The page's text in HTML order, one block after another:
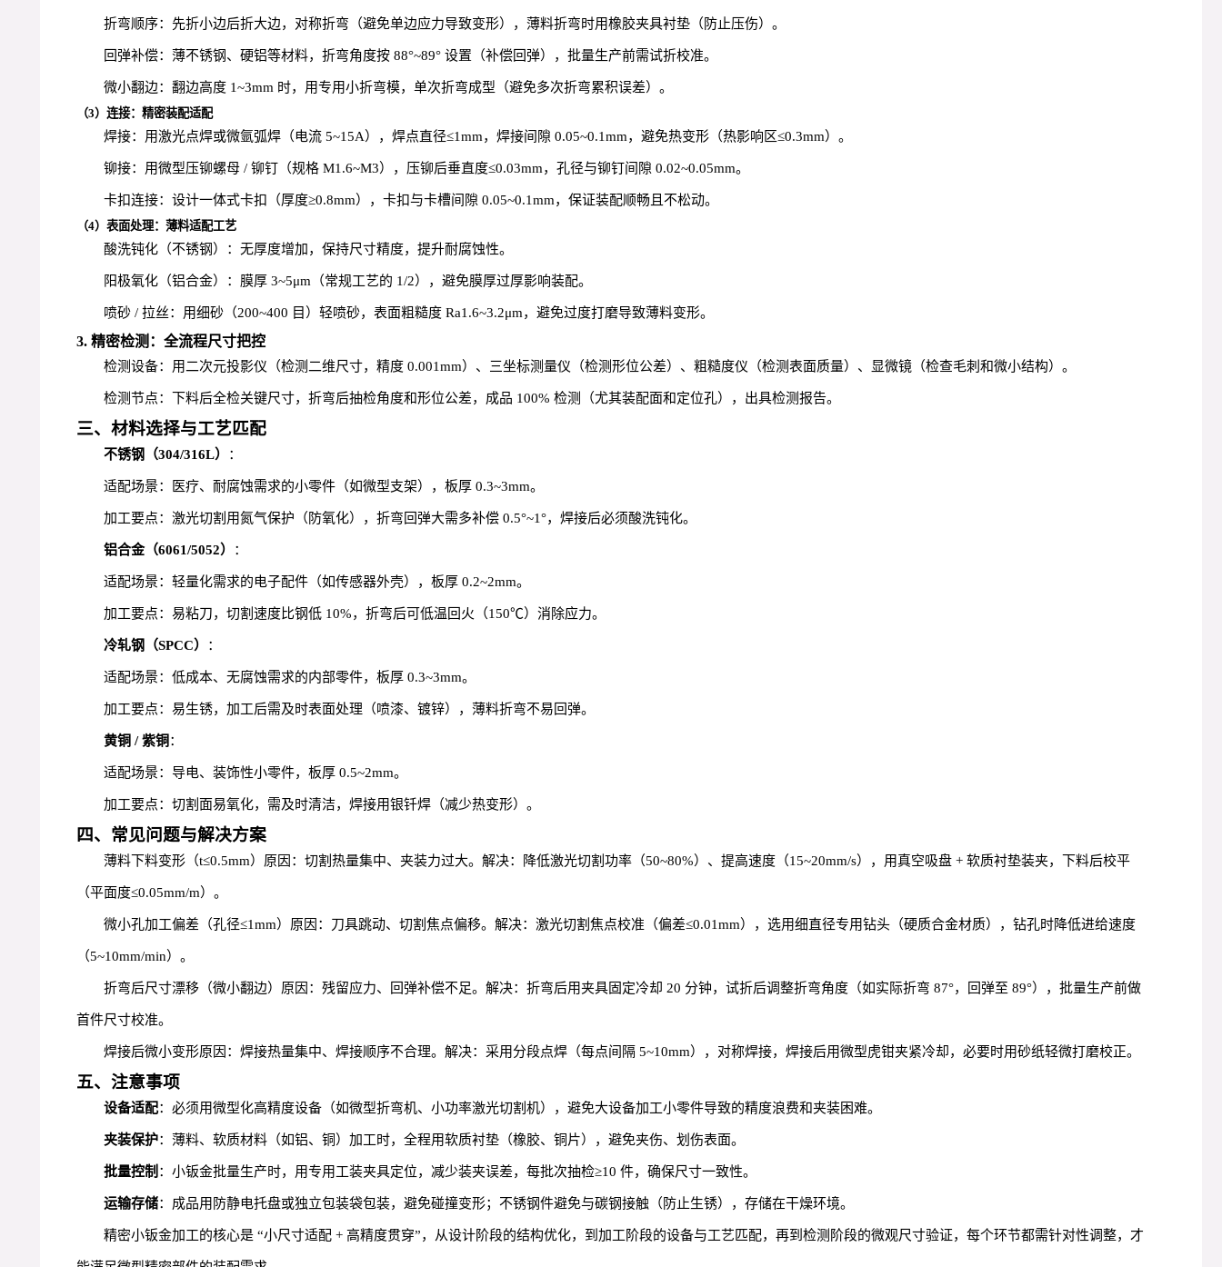
折弯顺序：先折小边后折大边，对称折弯（避免单边应力导致变形），薄料折弯时用橡胶夹具衬垫（防止压伤）。
回弹补偿：薄不锈钢、硬铝等材料，折弯角度按 88°~89° 设置（补偿回弹），批量生产前需试折校准。
微小翻边：翻边高度 1~3mm 时，用专用小折弯模，单次折弯成型（避免多次折弯累积误差）。
（3）连接：精密装配适配
焊接：用激光点焊或微氩弧焊（电流 5~15A），焊点直径≤1mm，焊接间隙 0.05~0.1mm，避免热变形（热影响区≤0.3mm）。
铆接：用微型压铆螺母 / 铆钉（规格 M1.6~M3），压铆后垂直度≤0.03mm，孔径与铆钉间隙 0.02~0.05mm。
卡扣连接：设计一体式卡扣（厚度≥0.8mm），卡扣与卡槽间隙 0.05~0.1mm，保证装配顺畅且不松动。
（4）表面处理：薄料适配工艺
酸洗钝化（不锈钢）：无厚度增加，保持尺寸精度，提升耐腐蚀性。
阳极氧化（铝合金）：膜厚 3~5μm（常规工艺的 1/2），避免膜厚过厚影响装配。
喷砂 / 拉丝：用细砂（200~400 目）轻喷砂，表面粗糙度 Ra1.6~3.2μm，避免过度打磨导致薄料变形。
3. 精密检测：全流程尺寸把控
检测设备：用二次元投影仪（检测二维尺寸，精度 0.001mm）、三坐标测量仪（检测形位公差）、粗糙度仪（检测表面质量）、显微镜（检查毛刺和微小结构）。
检测节点：下料后全检关键尺寸，折弯后抽检角度和形位公差，成品 100% 检测（尤其装配面和定位孔），出具检测报告。
三、材料选择与工艺匹配
不锈钢（304/316L） ：
适配场景：医疗、耐腐蚀需求的小零件（如微型支架），板厚 0.3~3mm。
加工要点：激光切割用氮气保护（防氧化），折弯回弹大需多补偿 0.5°~1°，焊接后必须酸洗钝化。
铝合金（6061/5052） ：
适配场景：轻量化需求的电子配件（如传感器外壳），板厚 0.2~2mm。
加工要点：易粘刀，切割速度比钢低 10%，折弯后可低温回火（150℃）消除应力。
冷轧钢（SPCC） ：
适配场景：低成本、无腐蚀需求的内部零件，板厚 0.3~3mm。
加工要点：易生锈，加工后需及时表面处理（喷漆、镀锌），薄料折弯不易回弹。
黄铜 / 紫铜 ：
适配场景：导电、装饰性小零件，板厚 0.5~2mm。
加工要点：切割面易氧化，需及时清洁，焊接用银钎焊（减少热变形）。
四、常见问题与解决方案
薄料下料变形（t≤0.5mm）原因：切割热量集中、夹装力过大。解决：降低激光切割功率（50~80%）、提高速度（15~20mm/s），用真空吸盘 + 软质衬垫装夹，下料后校平
（平面度≤0.05mm/m）。
微小孔加工偏差（孔径≤1mm）原因：刀具跳动、切割焦点偏移。解决：激光切割焦点校准（偏差≤0.01mm），选用细直径专用钻头（硬质合金材质），钻孔时降低进给速度
（5~10mm/min）。
折弯后尺寸漂移（微小翻边）原因：残留应力、回弹补偿不足。解决：折弯后用夹具固定冷却 20 分钟，试折后调整折弯角度（如实际折弯 87°，回弹至 89°），批量生产前做
首件尺寸校准。
焊接后微小变形原因：焊接热量集中、焊接顺序不合理。解决：采用分段点焊（每点间隔 5~10mm），对称焊接，焊接后用微型虎钳夹紧冷却，必要时用砂纸轻微打磨校正。
五、注意事项
设备适配：必须用微型化高精度设备（如微型折弯机、小功率激光切割机），避免大设备加工小零件导致的精度浪费和夹装困难。
夹装保护：薄料、软质材料（如铝、铜）加工时，全程用软质衬垫（橡胶、铜片），避免夹伤、划伤表面。
批量控制 ：小钣金批量生产时，用专用工装夹具定位，减少装夹误差，每批次抽检≥10 件，确保尺寸一致性。
运输存储：成品用防静电托盘或独立包装袋包装，避免碰撞变形；不锈钢件避免与碳钢接触（防止生锈），存储在干燥环境。
精密小钣金加工的核心是 “小尺寸适配 + 高精度贯穿”，从设计阶段的结构优化，到加工阶段的设备与工艺匹配，再到检测阶段的微观尺寸验证，每个环节都需针对性调整，才